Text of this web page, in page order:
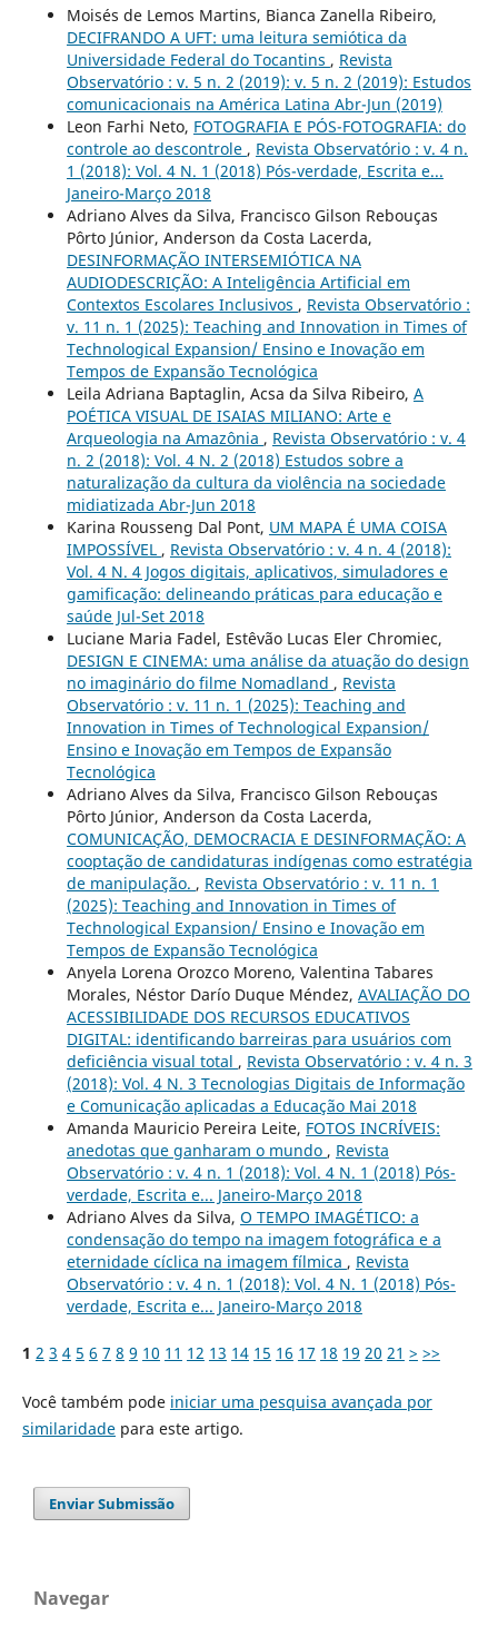
Moisés de Lemos Martins, Bianca Zanella Ribeiro,
DECIFRANDO A UFT: uma leitura semiótica da
Universidade Federal do Tocantins , Revista
Observatório : v. 5 n. 2 (2019): v. 5 n. 2 (2019): Estudos
comunicacionais na América Latina Abr-Jun (2019)
Leon Farhi Neto, FOTOGRAFIA E PÓS-FOTOGRAFIA: do
controle ao descontrole , Revista Observatório : v. 4 n.
1 (2018): Vol. 4 N. 1 (2018) Pós-verdade, Escrita e...
Janeiro-Março 2018
Adriano Alves da Silva, Francisco Gilson Rebouças
Pôrto Júnior, Anderson da Costa Lacerda,
DESINFORMAÇÃO INTERSEMIÓTICA NA
AUDIODESCRIÇÃO: A Inteligência Artificial em
Contextos Escolares Inclusivos , Revista Observatório :
v. 11 n. 1 (2025): Teaching and Innovation in Times of
Technological Expansion/ Ensino e Inovação em
Tempos de Expansão Tecnológica
Leila Adriana Baptaglin, Acsa da Silva Ribeiro, A
POÉTICA VISUAL DE ISAIAS MILIANO: Arte e
Arqueologia na Amazônia , Revista Observatório : v. 4
n. 2 (2018): Vol. 4 N. 2 (2018) Estudos sobre a
naturalização da cultura da violência na sociedade
midiatizada Abr-Jun 2018
Karina Rousseng Dal Pont, UM MAPA É UMA COISA
IMPOSSÍVEL , Revista Observatório : v. 4 n. 4 (2018):
Vol. 4 N. 4 Jogos digitais, aplicativos, simuladores e
gamificação: delineando práticas para educação e
saúde Jul-Set 2018
Luciane Maria Fadel, Estêvão Lucas Eler Chromiec,
DESIGN E CINEMA: uma análise da atuação do design
no imaginário do filme Nomadland , Revista
Observatório : v. 11 n. 1 (2025): Teaching and
Innovation in Times of Technological Expansion/
Ensino e Inovação em Tempos de Expansão
Tecnológica
Adriano Alves da Silva, Francisco Gilson Rebouças
Pôrto Júnior, Anderson da Costa Lacerda,
COMUNICAÇÃO, DEMOCRACIA E DESINFORMAÇÃO: A
cooptação de candidaturas indígenas como estratégia
de manipulação. , Revista Observatório : v. 11 n. 1
(2025): Teaching and Innovation in Times of
Technological Expansion/ Ensino e Inovação em
Tempos de Expansão Tecnológica
Anyela Lorena Orozco Moreno, Valentina Tabares
Morales, Néstor Darío Duque Méndez, AVALIAÇÃO DO
ACESSIBILIDADE DOS RECURSOS EDUCATIVOS
DIGITAL: identificando barreiras para usuários com
deficiência visual total , Revista Observatório : v. 4 n. 3
(2018): Vol. 4 N. 3 Tecnologias Digitais de Informação
e Comunicação aplicadas a Educação Mai 2018
Amanda Mauricio Pereira Leite, FOTOS INCRÍVEIS:
anedotas que ganharam o mundo , Revista
Observatório : v. 4 n. 1 (2018): Vol. 4 N. 1 (2018) Pós-
verdade, Escrita e... Janeiro-Março 2018
Adriano Alves da Silva, O TEMPO IMAGÉTICO: a
condensação do tempo na imagem fotográfica e a
eternidade cíclica na imagem fílmica , Revista
Observatório : v. 4 n. 1 (2018): Vol. 4 N. 1 (2018) Pós-
verdade, Escrita e... Janeiro-Março 2018
1 2 3 4 5 6 7 8 9 10 11 12 13 14 15 16 17 18 19 20 21 > >>
Você também pode iniciar uma pesquisa avançada por
similaridadepara este artigo.
Enviar Submissão
Navegar